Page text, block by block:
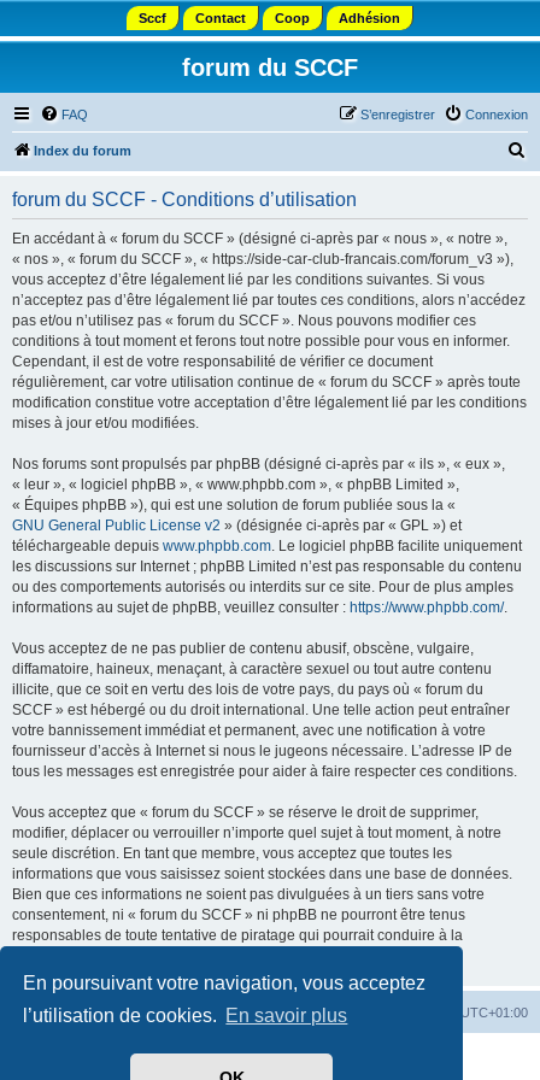
En poursuivant votre navigation, vous acceptez
l’utilisation de cookies. En savoir plus
Sccf Contact Coop Adhésion
forum du SCCF
FAQ Connexion
S’enregistrer
Index du forum
forum du SCCF - Conditions d’utilisation
En accédant à « forum du SCCF » (désigné ci-après par « nous », « notre »,
« nos », « forum du SCCF », « https://side-car-club-francais.com/forum_v3 »),
vous acceptez d’être légalement lié par les conditions suivantes. Si vous
n’acceptez pas d’être légalement lié par toutes ces conditions, alors n’accédez
pas et/ou n’utilisez pas « forum du SCCF ». Nous pouvons modifier ces
conditions à tout moment et ferons tout notre possible pour vous en informer.
Cependant, il est de votre responsabilité de vérifier ce document
régulièrement, car votre utilisation continue de « forum du SCCF » après toute
modification constitue votre acceptation d’être légalement lié par les conditions
mises à jour et/ou modifiées.
Nos forums sont propulsés par phpBB (désigné ci-après par « ils », « eux »,
« leur », « logiciel phpBB », « www.phpbb.com », « phpBB Limited »,
« Équipes phpBB »), qui est une solution de forum publiée sous la «
GNU General Public License v2 » (désignée ci-après par « GPL ») et
téléchargeable depuis www.phpbb.com. Le logiciel phpBB facilite uniquement
les discussions sur Internet ; phpBB Limited n’est pas responsable du contenu
ou des comportements autorisés ou interdits sur ce site. Pour de plus amples
informations au sujet de phpBB, veuillez consulter : https://www.phpbb.com/.
Vous acceptez de ne pas publier de contenu abusif, obscène, vulgaire,
diffamatoire, haineux, menaçant, à caractère sexuel ou tout autre contenu
illicite, que ce soit en vertu des lois de votre pays, du pays où « forum du
SCCF » est hébergé ou du droit international. Une telle action peut entraîner
votre bannissement immédiat et permanent, avec une notification à votre
fournisseur d’accès à Internet si nous le jugeons nécessaire. L’adresse IP de
tous les messages est enregistrée pour aider à faire respecter ces conditions.
Vous acceptez que « forum du SCCF » se réserve le droit de supprimer,
modifier, déplacer ou verrouiller n’importe quel sujet à tout moment, à notre
seule discrétion. En tant que membre, vous acceptez que toutes les
informations que vous saisissez soient stockées dans une base de données.
Bien que ces informations ne soient pas divulguées à un tiers sans votre
consentement, ni « forum du SCCF » ni phpBB ne pourront être tenus
responsables de toute tentative de piratage qui pourrait conduire à la
Index du forum UTC+01:00
Développé parphpBB® Forum Software © phpBB Limited
Traduit par